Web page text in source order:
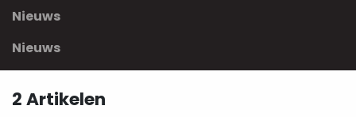
Nieuws
Nieuws
2 Artikelen